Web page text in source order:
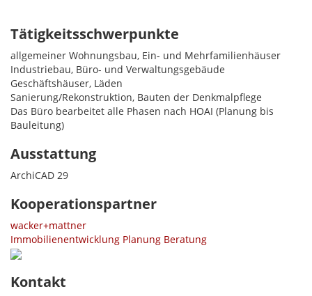
Tätigkeitsschwerpunkte
allgemeiner Wohnungsbau, Ein- und Mehrfamilienhäuser
Industriebau, Büro- und Verwaltungsgebäude
Geschäftshäuser, Läden
Sanierung/Rekonstruktion, Bauten der Denkmalpflege
Das Büro bearbeitet alle Phasen nach HOAI (Planung bis
Bauleitung)
Ausstattung
ArchiCAD 29
Kooperationspartner
wacker+mattner
Immobilienentwicklung Planung Beratung
Kontakt